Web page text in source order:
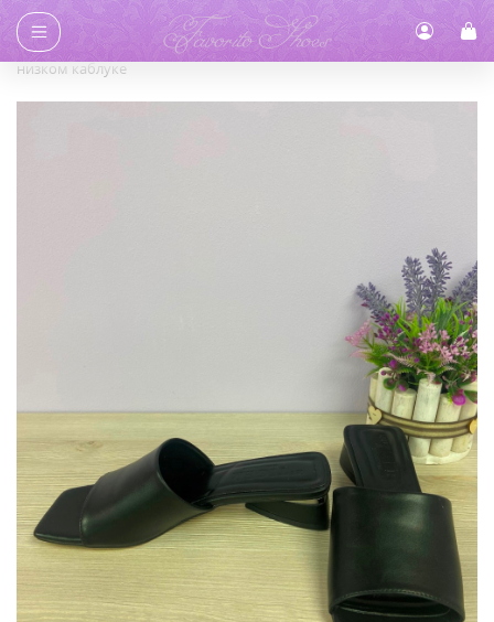
Главная / Каталог Босоножки/ Босоножки черного цвета на
низком каблуке